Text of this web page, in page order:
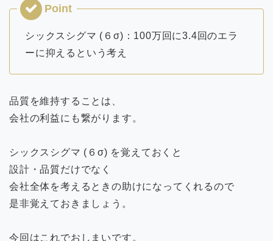
シックスシグマ (６σ)：100万回に3.4回のエラ
ーに抑えるという考え
品質を維持することは、
会社の利益にも繋がります。
シックスシグマ (６σ) を覚えておくと
設計・品質だけでなく
会社全体を考えるときの助けになってくれるので
是非覚えておきましょう。
今回はこれでおしまいです。